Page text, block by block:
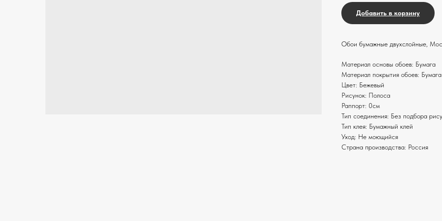
Добавить в корзину
Обои бумажные двухслойные,
Материал основы обоев: Бумага
Материал покрытия обоев: Бумага
Цвет: Бежевый
Рисунок: Полоса
Раппорт: 0см
Тип соединения: Без подбора
Тип клея: Бумажный клей
Уход: Не моющийся
Страна производства: Россия